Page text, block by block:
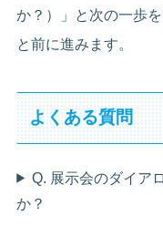
か？）」と次の一歩
と前に進みます。
よくある質問
Q. 展示会のダイア
か？